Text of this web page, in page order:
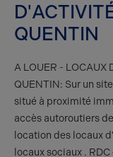
QUENTIN
A LOUER - LOCAUX
QUENTIN: Sur un
situé à proximité
accès autoroutiers
location des locaux
locaux sociaux .